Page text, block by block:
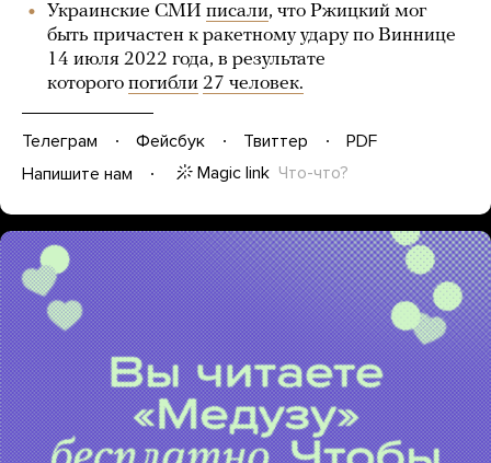
Украинские СМИ писали, что Ржицкий мог
быть причастен к ракетному удару по Виннице
14 июля 2022 года, в результате
которого погибли 27 человек.
Телеграм Фейсбук Твиттер
PDF
Напишите нам
Magic link Что-что?